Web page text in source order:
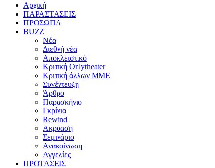
Αρχική
ΠΑΡΑΣΤΑΣΕΙΣ
ΠΡΟΣΩΠΑ
BUZZ
Νέα
Διεθνή νέα
Αποκλειστικό
Κριτική Onlytheater
Κριτική άλλων ΜΜΕ
Συνέντευξη
Άρθρο
Παρασκήνιο
Γκρίνια
Rewind
Ακρόαση
Σεμινάριο
Ανακοίνωση
Αγγελίες
ΠΡΟΤΑΣΕΙΣ